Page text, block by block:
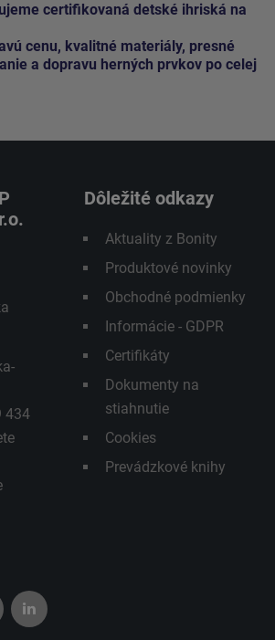
certifikovaná detské ihriská na
cenu, kvalitné materiály, presné
a dopravu herných prvkov po celej
434
Dôležité odkazy
Aktuality z Bonity
Produktové novinky
Obchodné podmienky
Informácie - GDPR
Certifikáty
Dokumenty na
stiahnutie
Cookies
Prevádzkové knihy